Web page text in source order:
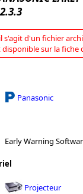
s'agit d'un fichier
disponible sur la fiche
Panasonic
Early Warning
Projecteur